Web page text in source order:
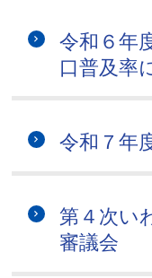
令和６年
口普及率
令和７年
第４次い
審議会